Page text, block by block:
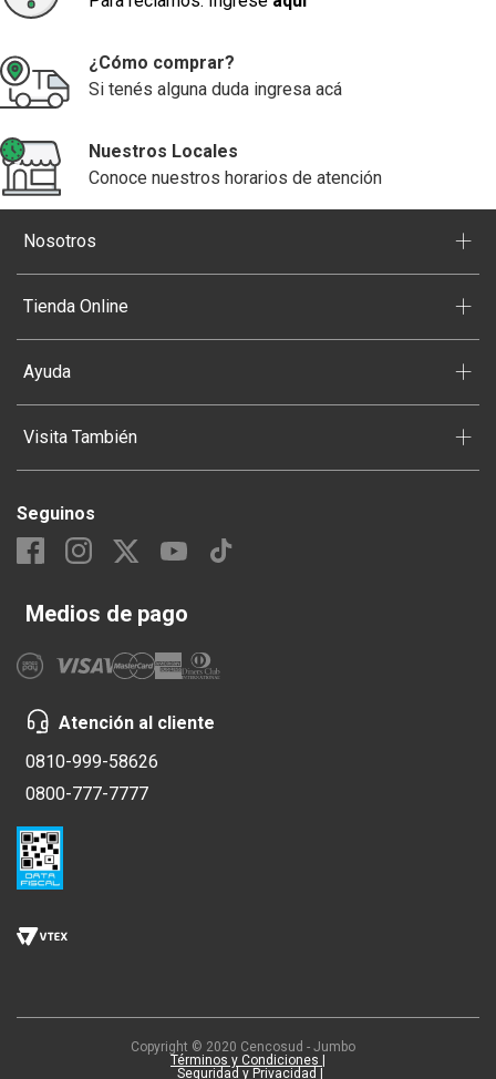
¿Cómo comprar?
Si tenés alguna duda ingresa acá
Nuestros Locales
Conoce nuestros horarios de atención
Nosotros +
Tienda Online +
Ayuda +
Visita También +
Seguinos
Medios de pago
Atención al cliente
0810-999-58626
0800-777-7777
Copyright © 2020 Cencosud - Jumbo
Términos y Condiciones |
Seguridad y Privacidad |